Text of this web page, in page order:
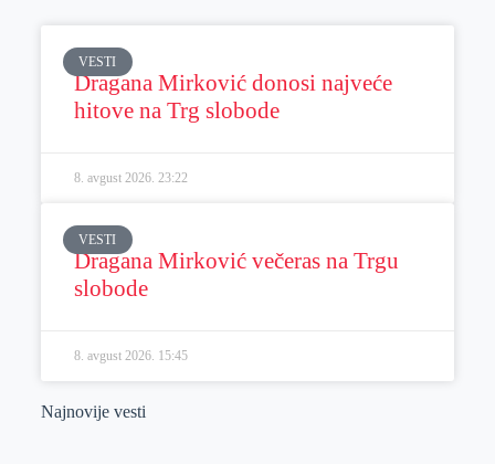
VESTI
Dragana Mirković donosi najveće
hitove na Trg slobode
8. avgust 2026. 23:22
VESTI
Dragana Mirković večeras na Trgu
slobode
8. avgust 2026. 15:45
Najnovije vesti